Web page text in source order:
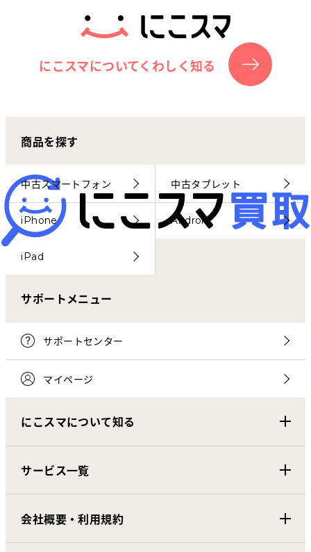
サポートセンター
お客さまの声
にこスマ通信
マイページ
にこスマについてくわしく知る
商品を探す
中古スマートフォン 中古タブレット
iPhone Android
iPad
サポートメニュー
サポートセンター
マイページ
にこスマについて知る
サービス一覧
会社概要・利用規約